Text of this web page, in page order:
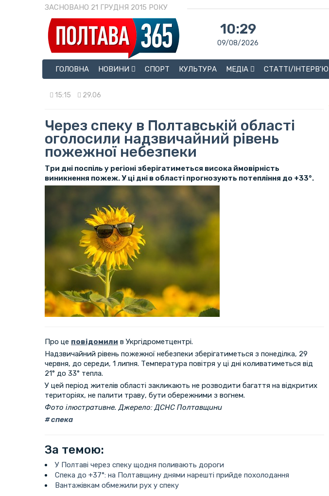
ЗАСНОВАНО 21 ГРУДНЯ 2015 РОКУ
10:29
09/08/2026
ГОЛОВНА
НОВИНИ СПОРТ КУЛЬТУРА МЕДІА СТАТТІ/ІНТЕРВ'Ю
15:15 29.06
Через спеку в Полтавській області
оголосили надзвичайний рівень
пожежної небезпеки
Три дні поспіль у регіоні зберігатиметься висока ймовірність
виникнення пожеж. У ці дні в області прогнозують потепління до +33°.
Про це повідомили в Укргідрометцентрі.
Надзвичайний рівень пожежної небезпеки зберігатиметься з понеділка, 29
червня, до середи, 1 липня. Температура повітря у ці дні коливатиметься від
21° до 33° тепла.
У цей період жителів області закликають не розводити багаття на відкритих
територіях, не палити траву, бути обережними з вогнем.
Фото ілюстративне. Джерело: ДСНС Полтавщини
спека
За темою:
У Полтаві через спеку щодня поливають дороги
Спека до +37°: на Полтавщину днями нарешті прийде похолодання
Вантажівкам обмежили рух у спеку